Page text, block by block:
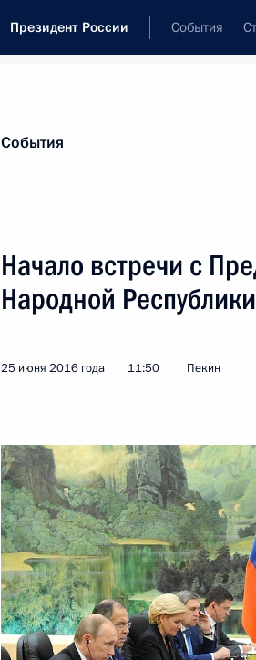
Президент России События
Осмотр выставки народных
3 сентября 2017 года, 16:30
Переговоры с Председателем
3 сентября 2017 года, 13:45
События
Начало встречи с
Народной
25 июня 2016 года 11:50 Пекин